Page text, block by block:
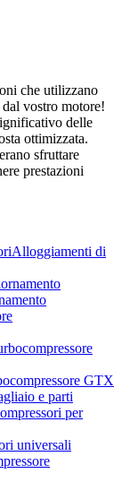
che utilizzano
vostro motore!
delle
ottimizzata.
sfruttare
prestazioni
Alloggiamenti di
GTX
e parti
per
universali